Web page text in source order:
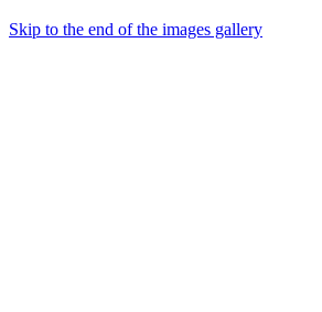
Skip to the end of the images gallery